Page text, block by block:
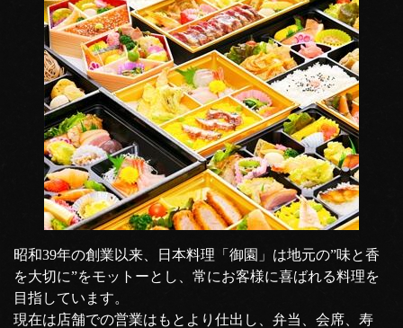
昭和39年の創業以来、日本料理「御園」は地元の”味と香
を大切に”をモットーとし、常にお客様に喜ばれる料理を
目指しています。
現在は店舗での営業はもとより仕出し、弁当、会席、寿